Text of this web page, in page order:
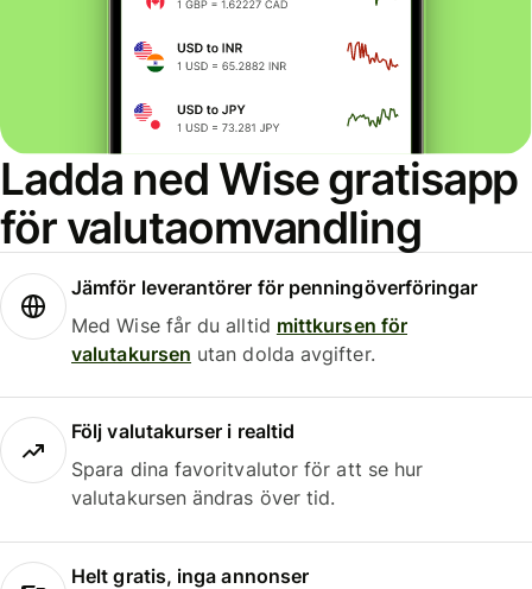
Ladda ned Wise gratisapp
för valutaomvandling
Jämför leverantörer för penningöverföringar
Med Wise får du alltid mittkursen för
valutakursen utan dolda avgifter.
Följ valutakurser i realtid
Spara dina favoritvalutor för att se hur
valutakursen ändras över tid.
Helt gratis, inga annonser